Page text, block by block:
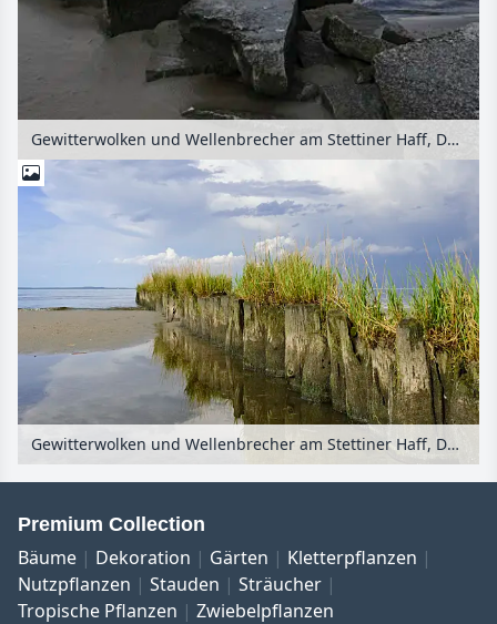
Gewitterwolken und Wellenbrecher am Stettiner Haff, Deutschland
Gewitterwolken und Wellenbrecher am Stettiner Haff, Deutschland
Premium Collection
Bäume Dekoration Gärten
Kletterpflanzen
Nutzpflanzen
Stauden
Sträucher
Tropische Pflanzen
Zwiebelpflanzen